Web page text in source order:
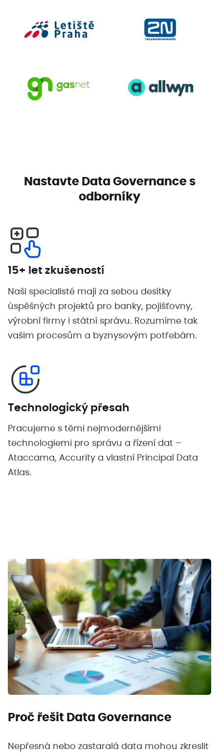
Nastavte Data Governance s
odborníky
15+ let zkušeností
Naši specialisté mají za sebou desítky
úspěšných projektů pro banky, pojišťovny,
výrobní firmy i státní správu. Rozumíme tak
vašim procesům a byznysovým potřebám.
Technologický přesah
Pracujeme s těmi nejmodernějšími
technologiemi pro správu a řízení dat –
Ataccama, Accurity a vlastní Principal Data
Atlas.
Proč řešit Data Governance
Nepřesná nebo zastaralá data mohou zkreslit